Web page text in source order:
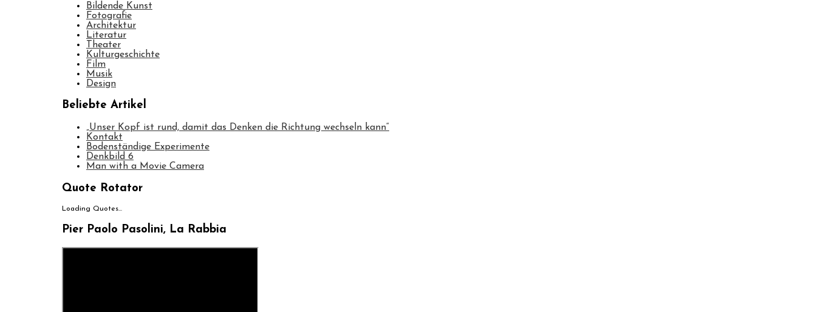
Bildende Kunst
Fotografie
Architektur
Literatur
Theater
Kulturgeschichte
Film
Musik
Design
Beliebte Artikel
„Unser Kopf ist rund, damit das Denken die Richtung wechseln kann“
Kontakt
Bodenständige Experimente
Denkbild 6
Man with a Movie Camera
Quote Rotator
Loading Quotes...
Pier Paolo Pasolini, La Rabbia